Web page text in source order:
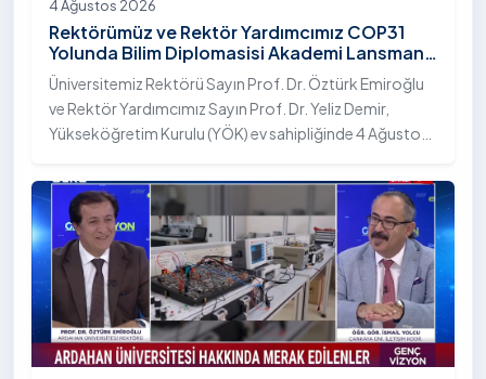
4 Ağustos 2026
Rektörümüz ve Rektör Yardımcımız COP31
Yolunda Bilim Diplomasisi Akademi Lansmanı
Toplantısına Katıldı
Üniversitemiz Rektörü Sayın Prof. Dr. Öztürk Emiroğlu
ve Rektör Yardımcımız Sayın Prof. Dr. Yeliz Demir,
Yükseköğretim Kurulu (YÖK) ev sahipliğinde 4 Ağustos
Bilim Diplomasisi: Akademi Lansmanı” programına
katıldı.